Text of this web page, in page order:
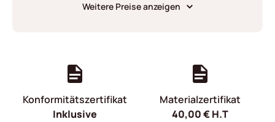
Weitere Preise anzeigen
Konformitätszertifikat
Inklusive
Materialzertifikat
40,00€H.T